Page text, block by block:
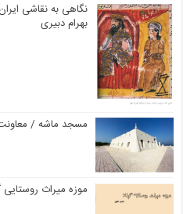
نگاهی به نقاشی
بهرام دبیری
مسجد ماشه /
موزه میراث روستایی